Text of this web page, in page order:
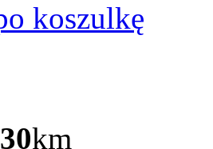
koszulkę
km